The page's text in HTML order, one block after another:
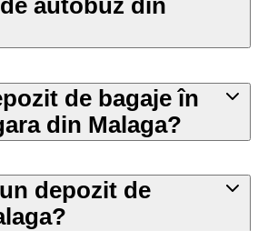
autobuz din
de bagaje în
din Malaga?
depozit de